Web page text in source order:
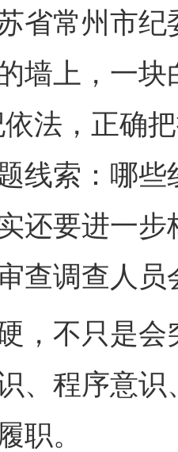
常州市纪
墙上，一
依法，正确
线索：哪
还要进一
查调查人
不只是会
、程序意
职。